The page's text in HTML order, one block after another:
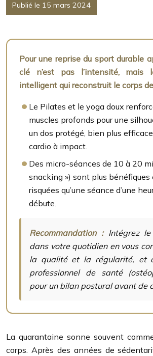
Publié le 15 mars 2024
Pour une reprise du sport durable
clé n’est pas l’intensité, mais
intelligent qui reconstruit le corps
Le Pilates et le yoga doux
muscles profonds pour une
un dos protégé, bien plus
cardio à impact.
Des micro-séances de 10 à 20
snacking ») sont plus bénéfiques
risquées qu’une séance d’une
débute.
Recommandation :Intégrez le
dans votre quotidien en vous
la qualité et la régularité, et
professionnel de santé
pour un bilan postural avant de
La quarantaine sonne souvent
corps. Après des années de